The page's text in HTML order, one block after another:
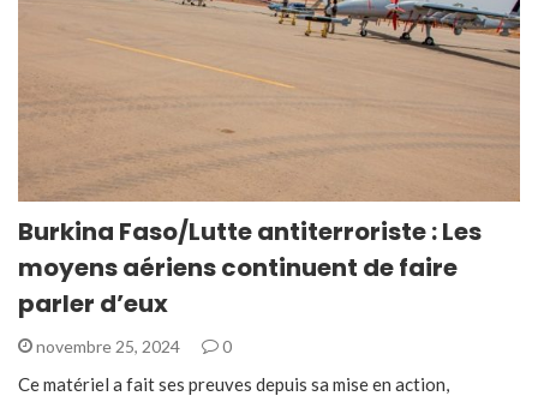
Burkina Faso/Lutte antiterroriste : Les
moyens aériens continuent de faire
parler d’eux
novembre 25, 2024 0
Ce matériel a fait ses preuves depuis sa mise en action,